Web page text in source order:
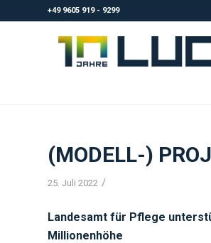
+49 9605 919 - 9299
(MODELL-)
25. Juli 2022 /
Landesamt für Pflege
Millionenhöhe